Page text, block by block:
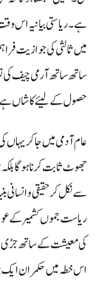
ہے۔ ریاستی بیانیہ اس
میں ثالثی کی جوازیت
ساتھ ساتھ آرمی چیف کی
حصول کے لیئے کاشاں
عام آدمی میں جاکر یہاں
جھوٹ ثابت کرنا ہوگا
سے نکل کر حقیقی و
ریاست جموں کشمیر کے
کی معیشت کے ساتھ جڑی
اس خطہ میں حکمران ایک